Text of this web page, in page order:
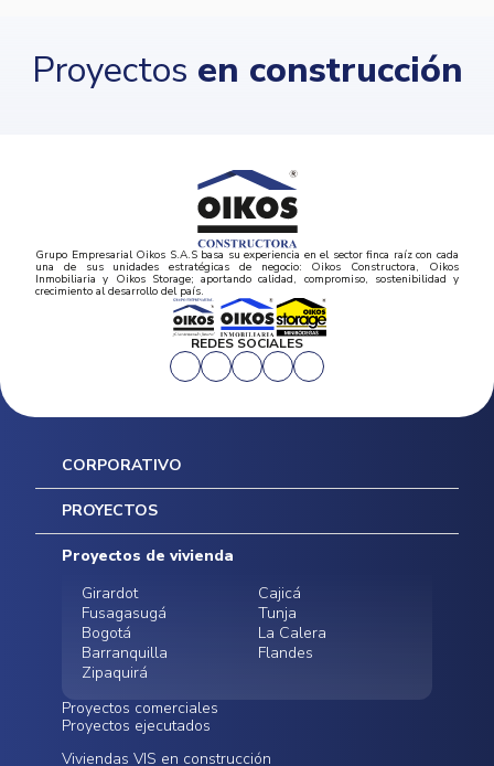
Proyectos en construcción
Grupo Empresarial Oikos S.A.S basa su experiencia en el sector finca raíz con cada
una de sus unidades estratégicas de negocio: Oikos Constructora, Oikos
Inmobiliaria y Oikos Storage; aportando calidad, compromiso, sostenibilidad y
crecimiento al desarrollo del país.
REDES SOCIALES
CORPORATIVO
Inicio
Mapa del sitio
Postventas
Contratación Directa
Noticias
PROYECTOS
Proyectos de vivienda
Girardot
Cajicá
Fusagasugá
Tunja
Bogotá
La Calera
Barranquilla
Flandes
Zipaquirá
Proyectos comerciales
Proyectos ejecutados
Viviendas VIS en construcción